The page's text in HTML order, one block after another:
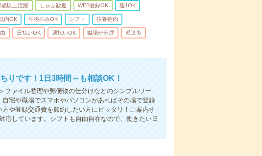
歳以上活躍 しゅふ歓迎 WEB登録OK 週1OK
内OK 午後のみOK シフト 扶養控内
日払いOK 週払いOK 職場が分煙 派遣多
りです！1日3時間～も相談OK！
ファイル整理や郵便物の仕分けなどのシンプルワー
宅や職場でスマホやパソコンがあればその場で登録
や登録交通費を節約したい方にピッタリ！ご案内す
応しています。シフトも自由自在なので、働きたい日